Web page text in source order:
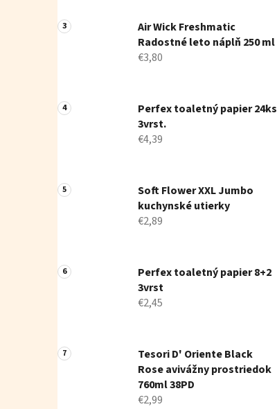
Air Wick Freshmatic
Radostné leto náplň 250 ml
€3,80
Perfex toaletný papier 24ks
3vrst.
€4,39
Soft Flower XXL Jumbo
kuchynské utierky
€2,89
Perfex toaletný papier 8+2
3vrst
€2,45
Tesori D' Oriente Black
Rose avivážny prostriedok
760ml 38PD
€2,99